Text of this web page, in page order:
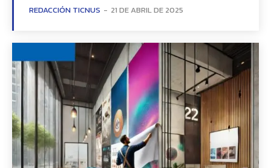
REDACCIÓN TICNUS - 21 DE ABRIL DE 2025